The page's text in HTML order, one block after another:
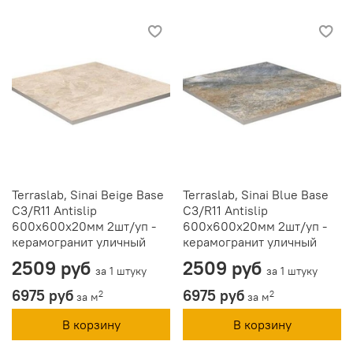
Terraslab, Sinai Beige Base
C3/R11 Antislip
600х600х20мм 2шт/уп -
керамогранит уличный
2509 руб за 1 штуку
6975 руб за м2
В корзину
Terraslab, Sinai Blue Base
C3/R11 Antislip
600х600х20мм 2шт/уп -
керамогранит уличный
2509 руб за 1 штуку
6975 руб за м2
В корзину